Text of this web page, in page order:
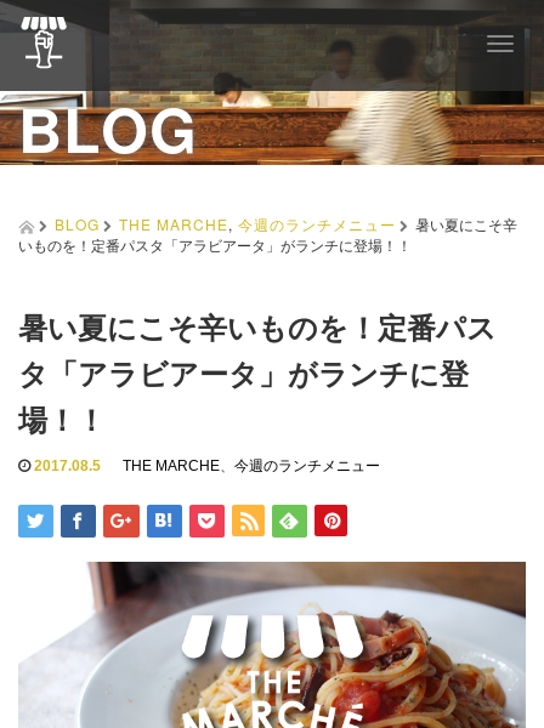
T
g
g
l
e
a
BLOG
BLOG THE MARCHE, 今週のランチメニュー
暑い夏にこそ辛
いものを！定番パスタ「アラビアータ」がランチに登場！！
暑い夏にこそ辛いものを！定番パス
タ「アラビアータ」がランチに登
場！！
2017.08.5 THE MARCHE、 今週のランチメニュー